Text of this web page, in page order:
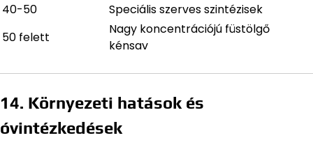
40-50
Speciális szerves szintézisek
50 felett
Nagy koncentrációjú füstölgő
kénsav
14. Környezeti hatások és
óvintézkedések